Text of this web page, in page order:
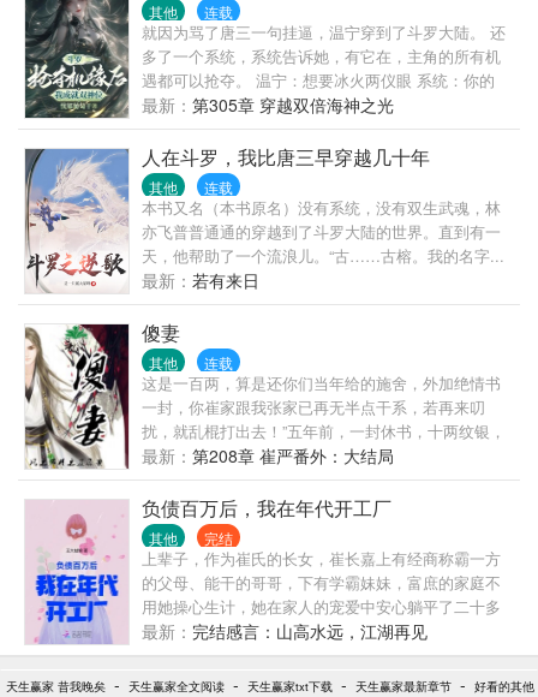
其他 连载
就因为骂了唐三一句挂逼，温宁穿到了斗罗大陆。 还
多了一个系统，系统告诉她，有它在，主角的所有机
遇都可以抢夺。 温宁：想要冰火两仪眼 系统：你的
温宁：想要海神传承 系统：你的 温宁：修罗神神只？
系统：你的 温宁：我承认我之前说话有点大声，以后
我就是新的挂逼。 开局双生武魂，先天满魂力，被武
魂殿和两大帝国争抢，温宁果断选择武魂殿，和千仞
雪成为好姐妹。 温宁：“小雪，想不想去落日森林？带
上邪月他们。” 千仞雪不解：“去那干嘛？” “打爆某些
人，顺便，抢点东西。” - 虽然主角有挂，但她站在大
气层。 她是废物没关系，系统不是就行。 冰火两仪
眼？海神传承？修罗神神只？漂亮可爱的小舞？ 她
的，她的，统统都是她的。 只不过，温宁原先以为自
己的系统只是一个没有实体的灵魂碎片，直到她眼睁
睁看着面前出现一个身高腿长，银发飘逸，满身神光
的男人。 对方静静看着她，声音如往常般平淡，“还想
要什么？” 温宁果断道：“你。” 渎神，她最在行了。
最新： 第305章 穿越双倍海神之光
人在斗罗，我比唐三早穿越几十年
其他 连载
本书又名（本书原名）没有系统，没有双生武魂，林
亦飞普普通通的穿越到了斗罗大陆的世界。直到有一
天，他帮助了一个流浪儿。“古……古榕。我的名字...
最新： 若有来日
傻妻
其他 连载
这是一百两，算是还你们当年给的施舍，外加绝情书
一封，你崔家跟我张家已再无半点干系，若再来叨
扰，就乱棍打出去！”五年前，一封休书，十两纹银，
他被夫家乱棍打出大门，一场大病，自此失了清明，
痴痴傻傻。五年后，夫家落难，流放青州，两人重遇
却已物是人非，一场祸乱，又是纠纠缠缠，越理越
乱。“如今我身价只有一两，不知道你可还愿意同我回
去？”一句话文案：这是一个渣攻悔过变忠犬，与男妻
过小日子的故事，种种田，养养花，没事唠八卦，家
长里短还有养包子的文说一声，本文这周五入V，到时
候三更，如果时间允许，当晚再加两更—▽— 我能卖
个萌求包养么
最新： 第208章 崔严番外：大结局
负债百万后，我在年代开工厂
其他 完结
上辈子，作为崔氏的长女，崔长嘉上有经商称霸一方
的父母、能干的哥哥，下有学霸妹妹，富庶的家庭不
用她操心生计，她在家人的宠爱中安心躺平了二十多
年。 直到—— 一场大火，千万家产化为乌有，父亲昏
迷病重，哥哥烧伤毁容，妹妹被人欺辱自杀身亡，债
主上门逼迫无家可归...... 家破人亡潦倒一生，崔长嘉
最新： 完结感言：山高水远，江湖再见
天生赢家 昔我晚矣 - 天生赢家全文阅读 - 天生赢家txt下载 - 天生赢家最新章节 - 好看的其他